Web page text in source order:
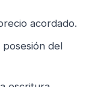
acordado.
del